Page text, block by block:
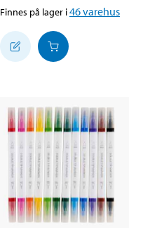
Finnes på lager i46varehus